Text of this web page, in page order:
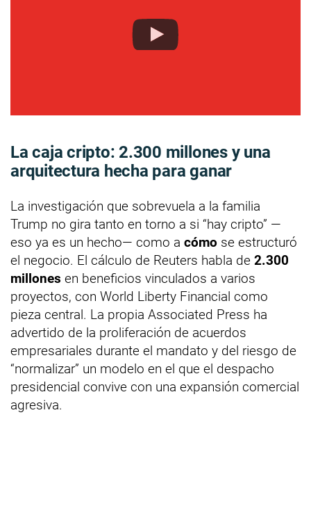
La caja cripto: 2.300 millones y una
arquitectura hecha para ganar
La investigación que sobrevuela a la familia
Trump no gira tanto en torno a si “hay cripto” —
eso ya es un hecho— como a cómo se estructuró
el negocio. El cálculo de Reuters habla de 2.300
millones en beneficios vinculados a varios
proyectos, con World Liberty Financial como
pieza central. La propia Associated Press ha
advertido de la proliferación de acuerdos
empresariales durante el mandato y del riesgo de
“normalizar” un modelo en el que el despacho
presidencial convive con una expansión comercial
agresiva.